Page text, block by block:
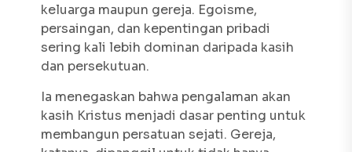
keluarga maupun gereja. Egoisme,
persaingan, dan kepentingan pribadi
sering kali lebih dominan daripada kasih
dan persekutuan.
Ia menegaskan bahwa pengalaman akan
kasih Kristus menjadi dasar penting untuk
membangun persatuan sejati. Gereja,